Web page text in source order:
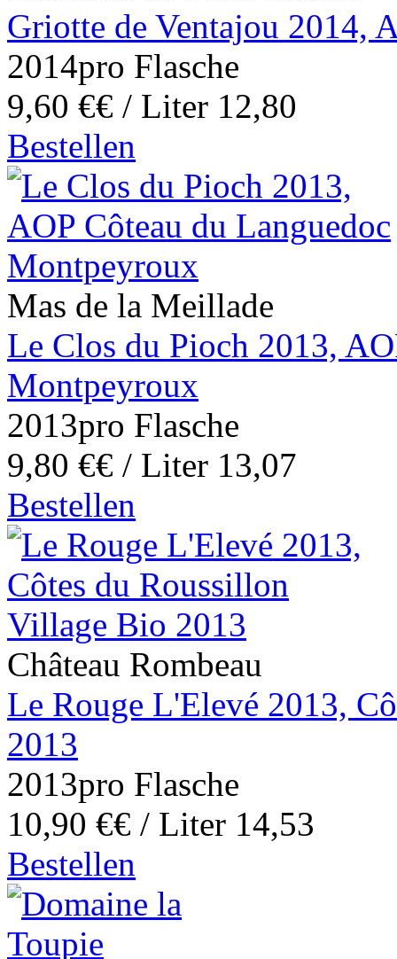
Griotte de Ventajou 2014,
2014pro Flasche
9,60 €€ / Liter 12,80
Bestellen
Mas de la Meillade
Le Clos du Pioch 2013,
Montpeyroux
2013pro Flasche
9,80 €€ / Liter 13,07
Bestellen
Château Rombeau
Le Rouge L'Elevé 2013,
2013
2013pro Flasche
10,90 €€ / Liter 14,53
Bestellen